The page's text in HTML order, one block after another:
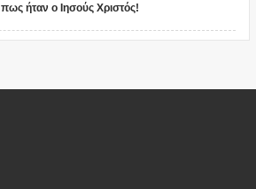
ήταν ο Ιησούς Χριστός!